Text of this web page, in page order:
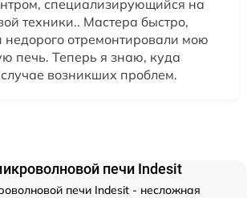
специализирующийся на
техники.. Мастера быстро,
недорого отремонтировали мою
печь. Теперь я знаю, куда
возникших проблем.
печи Indesit
печи Indesit - несложная